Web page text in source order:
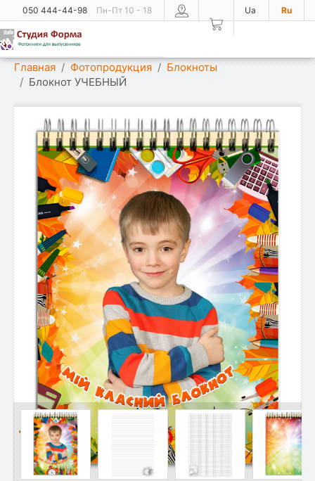
Ua Ru
050 444-44-98 Пн-Пт 10 - 18
Показать меню
Главная Фотопродукция
Блокноты
Блокнот УЧЕБНЫЙ